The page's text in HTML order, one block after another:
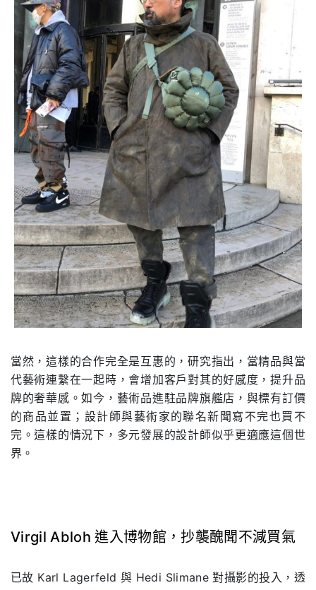
當然，這樣的合作完全是互惠的，研究指出，當精品與當
代藝術連繫在一起時，會增加客戶對其的好感度，提升品
牌的奢華感。如今，藝術品進駐品牌旗艦店，與標有訂價
的商品並置；設計師與藝術家的聯名新聞寫不完也買不
完。這樣的情況下，多元發展的設計師似乎更適應這個世
界。
Virgil Abloh 進入博物館，抄襲醜聞不減買氣
已故 Karl Lagerfeld 與 Hedi Slimane 對攝影的投入，透